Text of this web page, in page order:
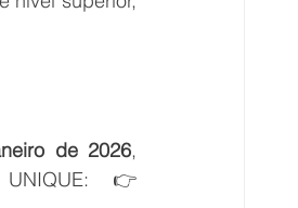
de 2026,